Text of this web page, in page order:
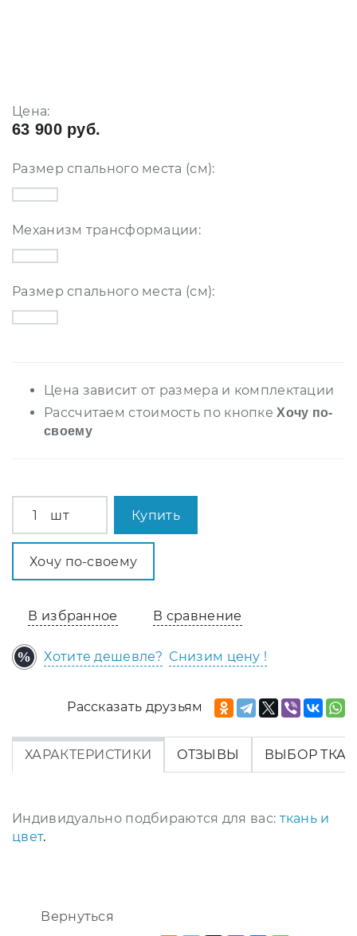
Цена:
63 900 руб.
Размер спального места (см):
Механизм трансформации:
Размер спального места (см):
Цена зависит от размера и комплектации
Рассчитаем стоимость по кнопкеХочу по-
своему
шт Купить
Хочу по-своему
В избранное В сравнение
Хотите дешевле? Снизим цену !
Рассказать друзьям
ХАРАКТЕРИСТИКИ ОТЗЫВЫ ВЫБОР
Индивидуально подбираются для вас: ткань и
цвет.
Вернуться